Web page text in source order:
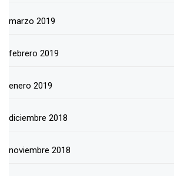
marzo 2019
febrero 2019
enero 2019
diciembre 2018
noviembre 2018